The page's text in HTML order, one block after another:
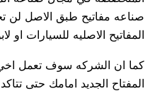
صناعه مفاتيح طبق الاصل لن
المفاتيح الاصليه للسيارات او
كما ان الشركه سوف تعمل
المفتاح الجديد امامك حتى